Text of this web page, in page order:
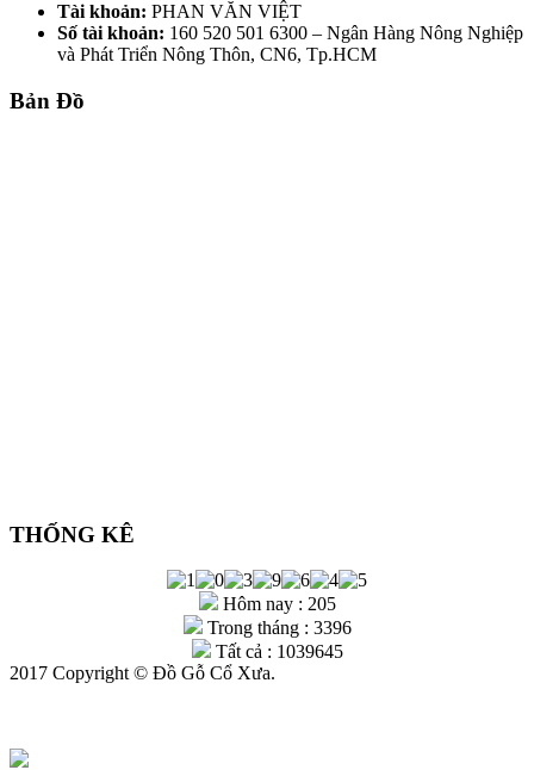
Tài khoản: PHAN VĂN VIỆT
Số tài khoản: 160 520 501 6300 – Ngân Hàng Nông Nghiệp
và Phát Triển Nông Thôn, CN6, Tp.HCM
Bản Đồ
THỐNG KÊ
Hôm nay : 205
Trong tháng : 3396
Tất cả : 1039645
2017 Copyright © Đồ Gỗ Cổ Xưa.